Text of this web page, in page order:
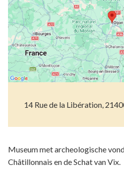
14 Rue de la Libération,
Museum metarcheologische
Châtillonnais en de Schat van Vix.